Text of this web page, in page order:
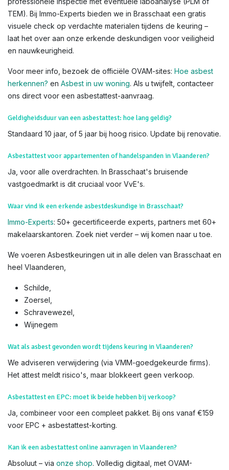
TEM). Bij Immo-Experts bieden we in Brasschaat een gratis
visuele check op verdachte materialen tijdens de keuring –
laat het over aan onze erkende deskundigen voor veiligheid
en nauwkeurigheid.
Voor meer info, bezoek de officiële OVAM-sites: Hoe asbest
herkennen? en Asbest in uw woning. Als u twijfelt, contacteer
ons direct voor een asbestattest-aanvraag.
Geldigheidsduur van een asbestattest: hoe lang geldig?
Standaard 10 jaar, of 5 jaar bij hoog risico. Update bij renovatie.
Asbestattest voor appartementen of handelspanden in Vlaanderen?
Ja, voor alle overdrachten. In Brasschaat's bruisende
vastgoedmarkt is dit cruciaal voor VvE's.
Waar vind ik een erkende asbestdeskundige in Brasschaat?
Immo-Experts: 50+ gecertificeerde experts, partners met 60+
makelaarskantoren. Zoek niet verder – wij komen naar u toe.
We voeren Asbestkeuringen uit in alle delen van Brasschaat en
heel Vlaanderen,
Schilde,
Zoersel,
Schravewezel,
Wijnegem​
Wat als asbest gevonden wordt tijdens keuring in Vlaanderen?
We adviseren verwijdering (via VMM-goedgekeurde firms).
Het attest meldt risico's, maar blokkeert geen verkoop.
Asbestattest en EPC: moet ik beide hebben bij verkoop?
Ja, combineer voor een compleet pakket. Bij ons vanaf €159
voor EPC + asbestattest-korting.
Kan ik een asbestattest online aanvragen in Vlaanderen?
Absoluut – via onze shop. Volledig digitaal, met OVAM-